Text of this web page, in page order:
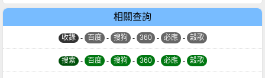
相關查詢
收錄 - 百度 - 搜狗 - 360 - 必應 - 穀歌
搜索 - 百度 - 搜狗 - 360 - 必應 - 穀歌